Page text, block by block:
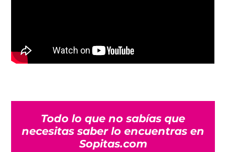
Todo lo que no sabías que
necesitas saber lo encuentras en
Sopitas.com